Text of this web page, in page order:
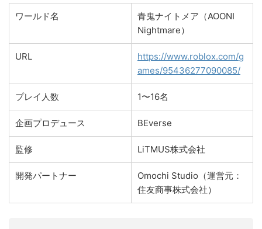
ワールド名
青鬼ナイトメア（AOONI
Nightmare）
URL
https://www.roblox.com/g
ames/95436277090085/
プレイ人数 1〜16名
企画プロデュース BEverse
監修 LiTMUS株式会社
開発パートナー
Omochi Studio（運営元：
住友商事株式会社）